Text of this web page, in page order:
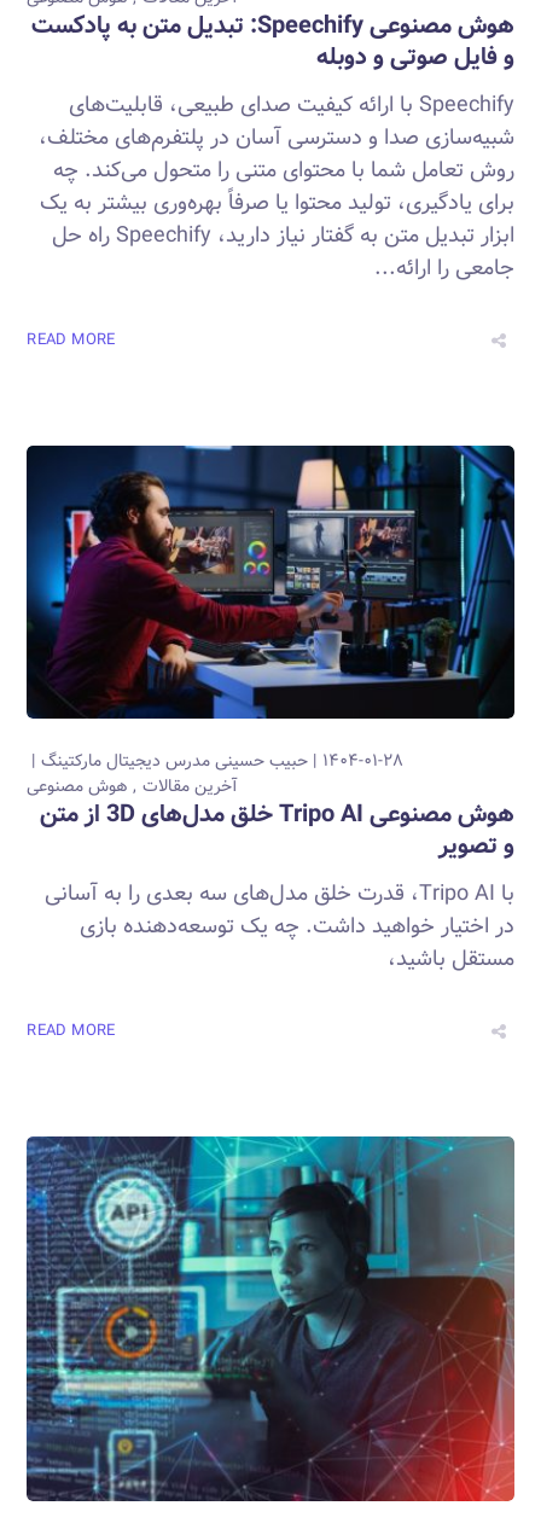
هوش مصنوعی Speechify: تبدیل متن به پادکست
و فایل صوتی و دوبله
Speechify با ارائه کیفیت صدای طبیعی، قابلیت‌های
شبیه‌سازی صدا و دسترسی آسان در پلتفرم‌های مختلف،
روش تعامل شما با محتوای متنی را متحول می‌کند. چه
برای یادگیری، تولید محتوا یا صرفاً بهره‌وری بیشتر به یک
ابزار تبدیل متن به گفتار نیاز دارید، Speechify راه حل
جامعی را ارائه...
READ MORE
۱۴۰۴-۰۱-۲۸ حبیب حسینیمدرس دیجیتال مارکتینگ
آخرین مقالات
هوش مصنوعی
هوش مصنوعی Tripo AI خلق مدل‌های 3D از متن
و تصویر
با Tripo AI، قدرت خلق مدل‌های سه بعدی را به آسانی
در اختیار خواهید داشت. چه یک توسعه‌دهنده بازی
مستقل باشید،
READ MORE